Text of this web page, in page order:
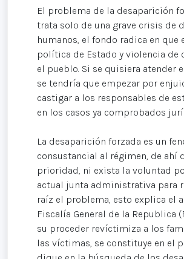
El problema de la desaparición
trata solo de una grave crisis de
humanos, el fondo radica en que
política de Estado y violencia de
el pueblo. Si se quisiera atender
se tendría que empezar por
castigar a los responsables de
en los casos ya comprobados
La desaparición forzada es un
consustancial al régimen, de ahí
prioridad, ni exista la voluntad
actual junta administrativa para
raíz el problema, esto explica el
Fiscalía General de la Republica
su proceder revíctimiza a los
las víctimas, se constituye en el